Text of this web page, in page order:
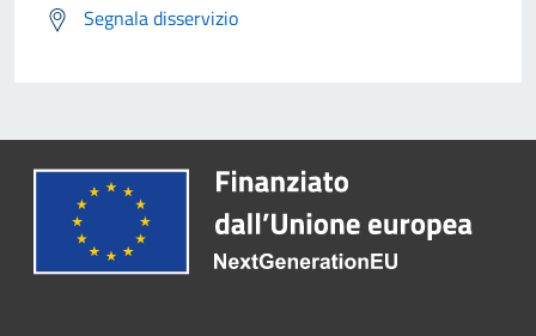
Segnala disservizio